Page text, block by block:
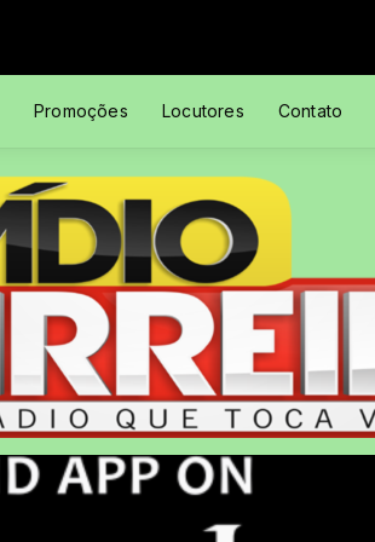
Promoções Locutores Contato